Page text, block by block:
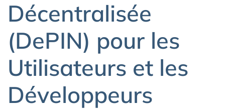
Décentralisée
(DePIN) pour les
Utilisateurs et les
Développeurs